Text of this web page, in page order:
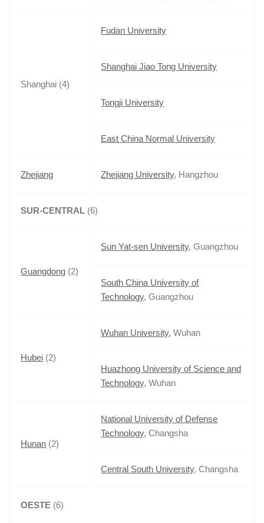
Shanghai (4)
Fudan University
Shanghai Jiao Tong University
Tongji University
East China Normal University
Zhejiang Zhejiang University, Hangzhou
SUR-CENTRAL (6)
Guangdong (2)
Sun Yat-sen University, Guangzhou
South China University of
Technology, Guangzhou
Hubei (2)
Wuhan University, Wuhan
Huazhong University of Science and
Technology, Wuhan
Hunan (2)
National University of Defense
Technology, Changsha
Central South University, Changsha
OESTE (6)